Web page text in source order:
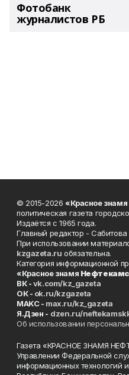
Фотобанк
журналистов РБ
© 2015-2026 «Красное
политическая газета
Издаётся с 1965 года.
Главный редактор -
При использовании
kzgazeta.ru обязательна.
Категория информационной
«Красное знамя
ВК -vk.com/kz_gazeta
ОК - ok.ru/kzgazeta
MAKC - max.ru/kz_gazeta
Я.Дзен - dzen.ru/
Об использовании
Газета «КРАСНОЕ ЗНАМЯ
Управлении Федеральной
информационных технологий